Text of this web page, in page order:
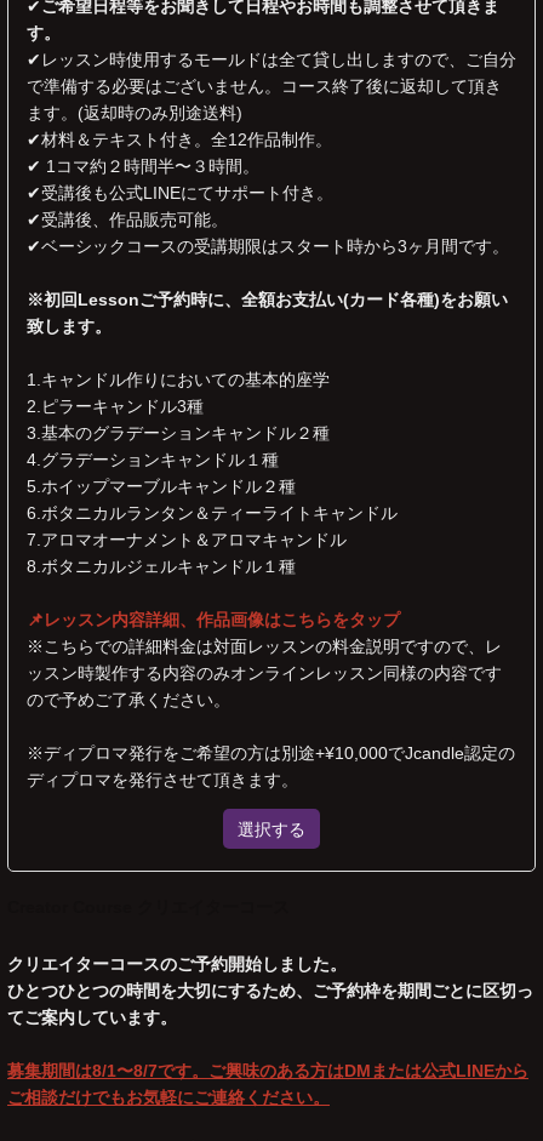
✔︎ご希望日程等をお聞きして日程やお時間も調整させて頂きま
す。
✔︎レッスン時使用するモールドは全て貸し出しますので、ご自分
で準備する必要はございません。コース終了後に返却して頂き
ます。(返却時のみ別途送料)
✔︎材料＆テキスト付き。全12作品制作。
✔︎ 1コマ約２時間半〜３時間。
✔︎受講後も公式LINEにてサポート付き。
✔︎受講後、作品販売可能。
✔︎ベーシックコースの受講期限はスタート時から3ヶ月間です。
※初回Lessonご予約時に、全額お支払い(カード各種)をお願い
致します。
1.キャンドル作りにおいての基本的座学
2.ピラーキャンドル3種
3.基本のグラデーションキャンドル２種
4.グラデーションキャンドル１種
5.ホイップマーブルキャンドル２種
6.ボタニカルランタン＆ティーライトキャンドル
7.アロマオーナメント＆アロマキャンドル
8.ボタニカルジェルキャンドル１種
📌レッスン内容詳細、作品画像はこちらをタップ
※こちらでの詳細料金は対面レッスンの料金説明ですので、レ
ッスン時製作する内容のみオンラインレッスン同様の内容です
ので予めご了承ください。
※ディプロマ発行をご希望の方は別途+¥10,000でJcandle認定の
ディプロマを発行させて頂きます。
選択する
クリエイターコースのご予約開始しました。
ひとつひとつの時間を大切にするため、ご予約枠を期間ごとに区切っ
てご案内しています。
募集期間は8/1〜8/7です。ご興味のある方はDMまたは公式LINEから
ご相談だけでもお気軽にご連絡ください。